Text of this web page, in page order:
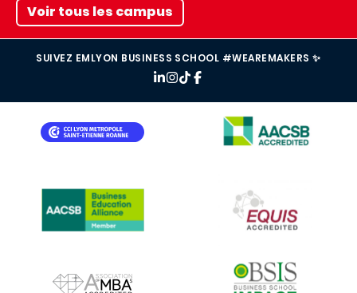
Voir tous les campus
SUIVEZ EMLYON BUSINESS SCHOOL #WEAREMAKERS ✨
IMAGE
IMAGE
IMAGE